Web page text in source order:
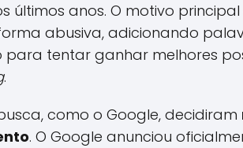
últimos anos. O motivo
abusiva, adicionando
tentar ganhar melhores
.
como o Google, decidiram
. O Google anunciou